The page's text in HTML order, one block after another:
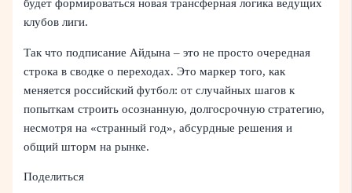
будет формироваться новая трансферная логика ведущих
клубов лиги.
Так что подписание Айдына – это не просто очередная
строка в сводке о переходах. Это маркер того, как
меняется российский футбол: от случайных шагов к
попыткам строить осознанную, долгосрочную стратегию,
несмотря на «странный год», абсурдные решения и
общий шторм на рынке.
Поделиться